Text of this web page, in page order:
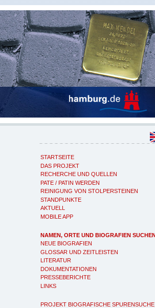
STARTSEITE
DAS PROJEKT
RECHERCHE UND QUELLEN
PATE / PATIN WERDEN
REINIGUNG VON STOLPERSTEINEN
STANDPUNKTE
AKTUELL
MOBILE APP
NAMEN, ORTE UND BIOGRAFIEN
NEUE BIOGRAFIEN
GLOSSAR UND ZEITLEISTEN
LITERATUR
DOKUMENTATIONEN
PRESSEBERICHTE
LINKS
PROJEKT BIOGRAFISCHE SPURENSUCHE